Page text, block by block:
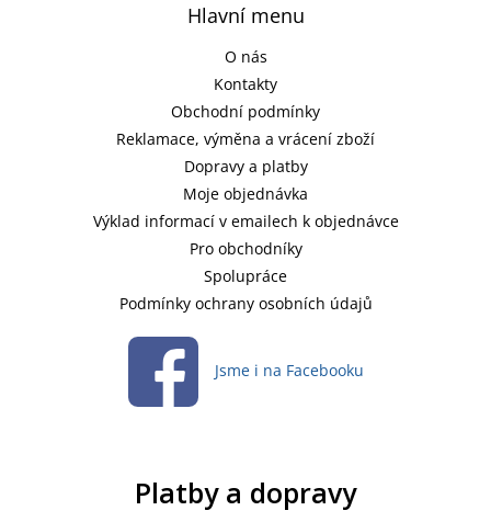
Hlavní menu
O nás
Kontakty
Obchodní podmínky
Reklamace, výměna a vrácení zboží
Dopravy a platby
Moje objednávka
Výklad informací v emailech k objednávce
Pro obchodníky
Spolupráce
Podmínky ochrany osobních údajů
Jsme i na Facebooku
Platby a dopravy